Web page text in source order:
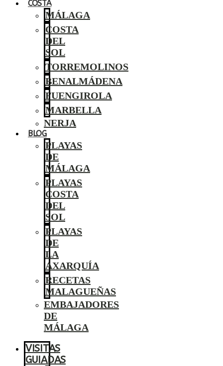
COSTA
MÁLAGA
COSTA
DEL
SOL
TORREMOLINOS
BENALMÁDENA
FUENGIROLA
MARBELLA
NERJA
BLOG
PLAYAS
DE
MÁLAGA
PLAYAS
COSTA
DEL
SOL
PLAYAS
DE
LA
AXARQUÍA
RECETAS
MALAGUEÑAS
EMBAJADORES
DE
MÁLAGA
VISITAS
GUIADAS